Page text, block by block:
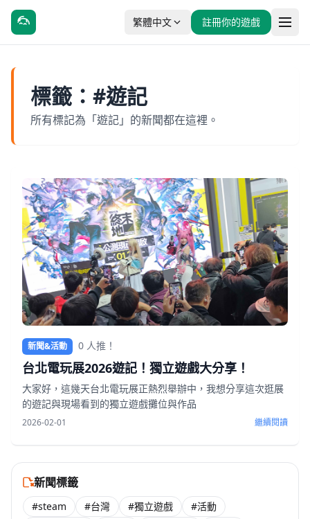
繁體中文 註冊你的遊戲
標籤：#遊記
所有標記為「遊記」的新聞都在這裡。
新聞&活動 0 人推！
台北電玩展2026遊記！獨立遊戲大分享！
大家好，這幾天台北電玩展正熱烈舉辦中，我想分享這次逛展
的遊記與現場看到的獨立遊戲攤位與作品
2026-02-01 繼續閱讀
新聞標籤
#steam #台灣 #獨立遊戲
#活動